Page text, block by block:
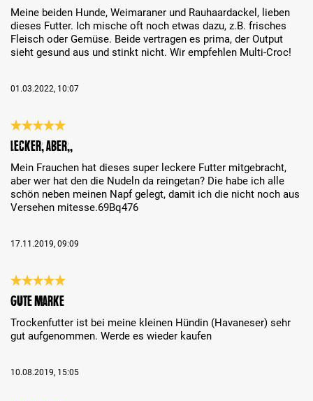
Meine beiden Hunde, Weimaraner und Rauhaardackel, lieben
dieses Futter. Ich mische oft noch etwas dazu, z.B. frisches
Fleisch oder Gemüse. Beide vertragen es prima, der Output
sieht gesund aus und stinkt nicht. Wir empfehlen Multi-Croc!
01.03.2022, 10:07
Recenzja z oceną 5 spośród 5 gwiazdek
Lecker, aber…,,
Mein Frauchen hat dieses super leckere Futter mitgebracht,
aber wer hat den die Nudeln da reingetan? Die habe ich alle
schön neben meinen Napf gelegt, damit ich die nicht noch aus
Versehen mitesse.69Bq476
17.11.2019, 09:09
Recenzja z oceną 5 spośród 5 gwiazdek
Gute Marke
Trockenfutter ist bei meine kleinen Hündin (Havaneser) sehr
gut aufgenommen. Werde es wieder kaufen
10.08.2019, 15:05